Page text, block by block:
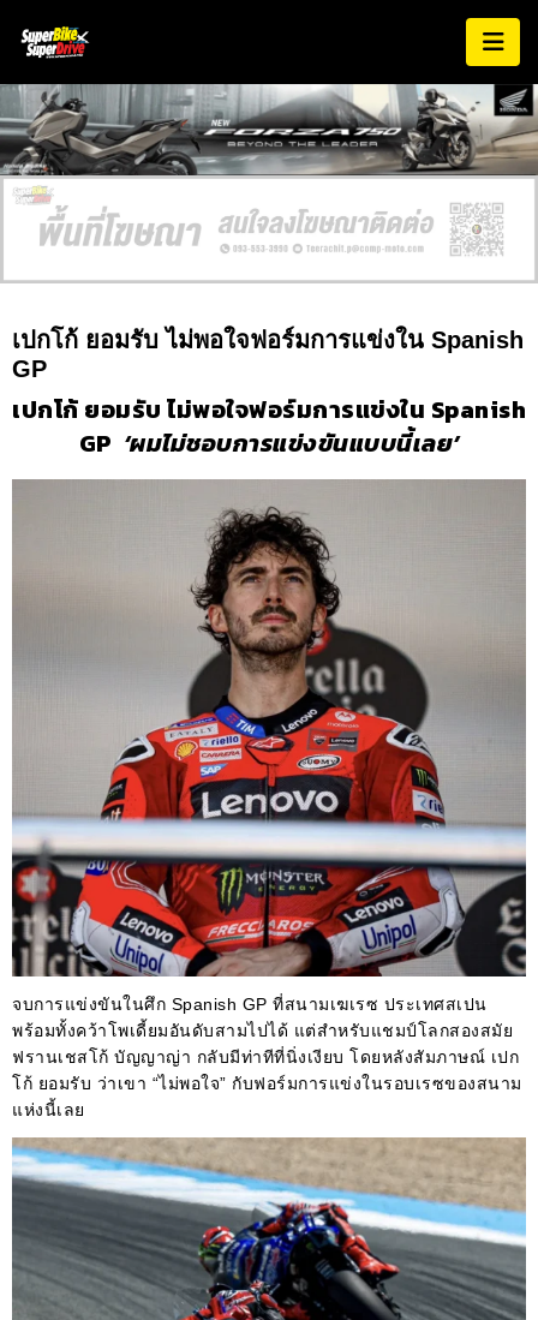
เปกโก้ ยอมรับ ไม่พอใจฟอร์มการแข่งใน Spanish
GP
เปกโก้ ยอมรับ ไม่พอใจฟอร์มการแข่งใน Spanish
GP ‘ผมไม่ชอบการแข่งขันแบบนี้เลย’
จบการแข่งขันในศึก Spanish GP ที่สนามเฆเรซ ประเทศสเปน
พร้อมทั้งคว้าโพเดี้ยมอันดับสามไปได้ แต่สำหรับแชมป์โลกสองสมัย
ฟรานเชสโก้ บัญญาญ่า กลับมีท่าทีที่นิ่งเงียบ โดยหลังสัมภาษณ์ เปก
โก้ ยอมรับ ว่าเขา “ไม่พอใจ” กับฟอร์มการแข่งในรอบเรซของสนาม
แห่งนี้เลย